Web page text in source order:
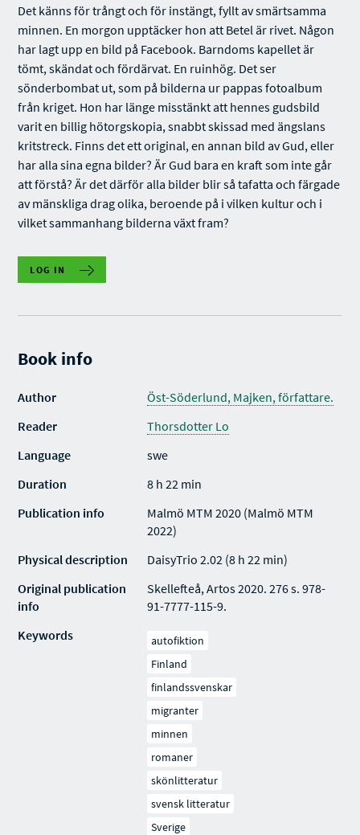
Det känns för trångt och för instängt, fyllt av smärtsam­ma
minnen. En morgon upptäcker hon att Betel är rivet. Någon
har lagt upp en bild på Facebook. Barndoms­ kapellet är
tömt, skändat och fördärvat. En ruinhög. Det ser
sönderbombat ut, som på bilderna ur pappas fotoalbum
från kriget. Hon har länge misstänkt att hennes gudsbild
varit en billig hötorgskopia, snabbt skissad med ängslans
kritstreck. Finns det ett original, en annan bild av Gud, eller
har alla sina egna bilder? Är Gud bara en kraft som inte går
att förstå? Är det därför alla bilder blir så tafatta och färgade
av mänskliga drag olika, beroende på i vilken kultur och i
vilket sammanhang bilderna växt fram?
LOG IN
Book info
Author
Öst-Söderlund, Majken, författare.
Reader
Thorsdotter Lo
Language
swe
Duration
8 h 22 min
Publication info
Malmö MTM 2020 (Malmö MTM
2022)
Physical description
DaisyTrio 2.02 (8 h 22 min)
Original publication
info
Skellefteå, Artos 2020. 276 s. 978-
91-7777-115-9.
Keywords
autofiktion
Finland
finlandssvenskar
migranter
minnen
romaner
skönlitteratur
svensk litteratur
Sverige